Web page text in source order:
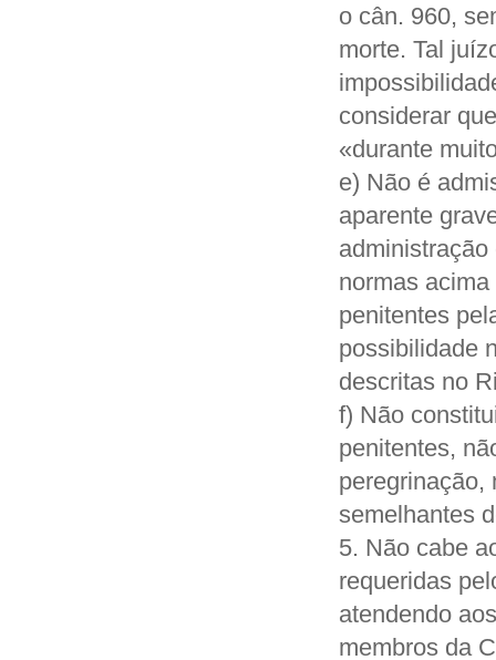
o cân. 960,
morte. Tal
considerar
«durante
e) Não é
aparente
normas
penitentes
possibilidade
descritas no
f) Não
penitentes,
peregrinação,
semelhantes
5. Não cabe
requeridas
atendendo
membros da